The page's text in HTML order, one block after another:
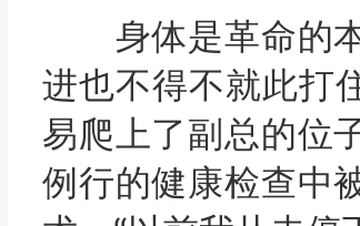
身体是革命的本
进也不得不就此打
易爬上了副总的位
例行的健康检查中